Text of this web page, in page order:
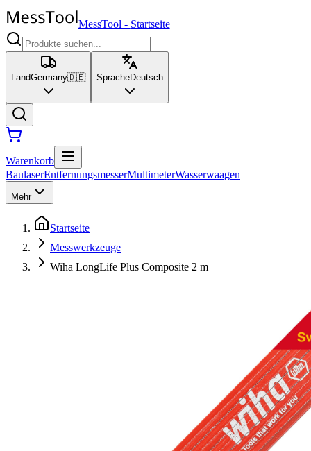
MessTool - Startseite
LandGermany🇩🇪 SpracheDeutsch
Warenkorb
BaulaserEntfernungsmesserMultimeterWasserwaagen
Mehr
Startseite
Messwerkzeuge
Wiha LongLife Plus Composite 2 m